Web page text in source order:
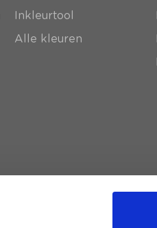
Inkleurtool
Alle kleuren